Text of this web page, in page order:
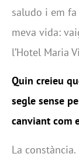
saludo i em
meva vida:
l’Hotel Maria
Quin creieu
segle sense
canviant com
La